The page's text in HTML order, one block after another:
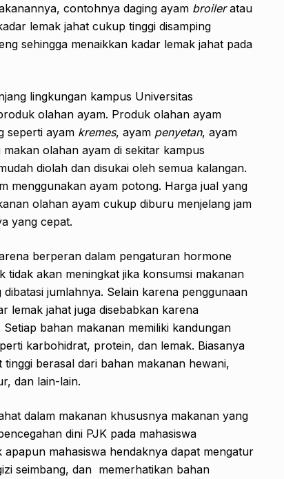
contohnya daging ayam broileratau
lemak jahat cukup tinggi disamping
sehingga menaikkan kadar lemak jahat pada
lingkungan kampus Universitas
olahan ayam. Produk olahan ayam
seperti ayam kremes, ayam penyetan, ayam
olahan ayam di sekitar kampus
diolah dan disukai oleh semua kalangan.
menggunakan ayam potong. Harga jual yang
olahan ayam cukup diburu menjelang jam
yang cepat.
berperan dalam pengaturan hormone
akan meningkat jika konsumsi makanan
jumlahnya. Selain karena penggunaan
lemak jahat juga disebabkan karena
bahan makanan memiliki kandungan
karbohidrat, protein, dan lemak. Biasanya
berasal dari bahan makanan hewani,
dan lain-lain.
dalam makanan khususnya makanan yang
dini PJK pada mahasiswa
mahasiswa hendaknya dapat mengatur
seimbang, dan memerhatikan bahan